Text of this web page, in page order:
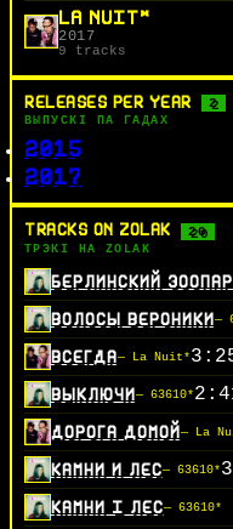
LA NUIT*
2017
9 tracks
RELEASES PER YEAR 2
ВЫПУСКІ ПА ГАДАХ
2015
2017
TRACKS ON ZOLAK 20
ТРЭКІ НА ZOLAK
БЕРЛИНСКИЙ
ВОЛОСЫ ВЕРОНИКИ—
ВСЕГДА— La Nuit*
ВЫКЛЮЧИ— 63610*
ДОРОГА ДОМОЙ— La
КАМНИ И ЛЕС— 63610*
КАМНИ І ЛЕС— 63610*